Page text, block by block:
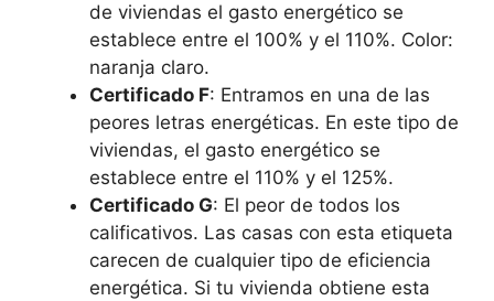
de viviendas el gasto energético se
establece entre el 100% y el 110%. Color:
naranja claro.
Certificado F: Entramos en una de las
peores letras energéticas. En este tipo de
viviendas, el gasto energético se
establece entre el 110% y el 125%.
Certificado G: El peor de todos los
calificativos. Las casas con esta etiqueta
carecen de cualquier tipo de eficiencia
energética. Si tu vivienda obtiene esta